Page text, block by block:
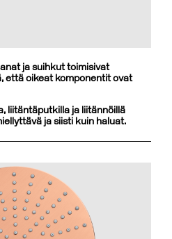
ja suihkut toimisivat
että oikeat komponentit ovat
liitäntäputkilla ja liitännöillä
ja siisti kuin haluat.